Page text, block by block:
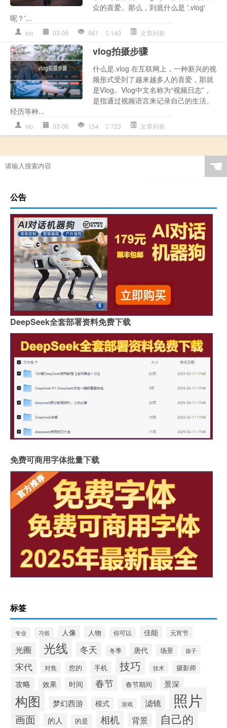
众的喜爱。那么，到底什么是 '.vlog'
呢？'...
vlo 03-06 961 140 文章列表
vlog拍摄步骤
什么是.vlog 在互联网上，一种新兴的视
频形式受到了越来越多人的喜爱，那就
是Vlog。Vlog中文名称为“视频日志”，
是指通过视频语言来记录自己的生活、
经历等种...
vlo 03-06 154 723 文章列表
☚
公告
DeepSeek全套部署资料免费下载
免费可商用字体批量下载
标签
专业 习俗 人像 人物 你可以 佳能 元宵节
光圈 光线 冬天 冬季 唐代 场景 孩子
宋代 对焦 您的 手机 技巧 技术 摄影师
攻略 效果 时间 春节 春节期间 景深
构图 梦幻西游 模式 游戏 滤镜 照片
画面 的人 的是 相机 背景 自己的